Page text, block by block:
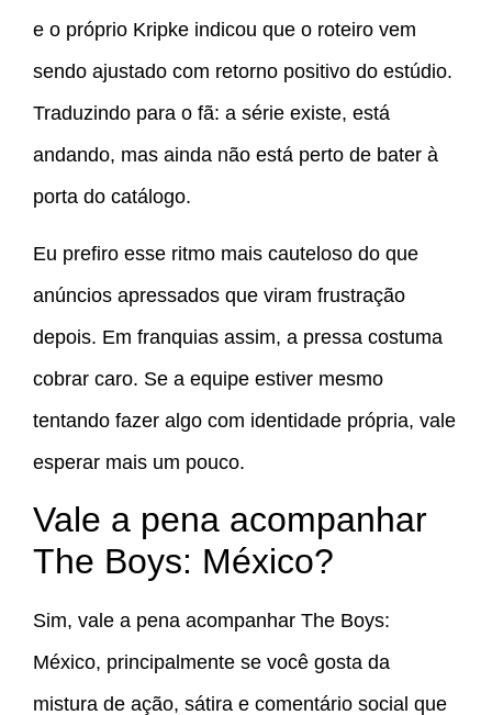
e o próprio Kripke indicou que o roteiro vem
sendo ajustado com retorno positivo do estúdio.
Traduzindo para o fã: a série existe, está
andando, mas ainda não está perto de bater à
porta do catálogo.
Eu prefiro esse ritmo mais cauteloso do que
anúncios apressados que viram frustração
depois. Em franquias assim, a pressa costuma
cobrar caro. Se a equipe estiver mesmo
tentando fazer algo com identidade própria, vale
esperar mais um pouco.
Vale a pena acompanhar
The Boys: México?
Sim, vale a pena acompanhar The Boys:
México, principalmente se você gosta da
mistura de ação, sátira e comentário social que